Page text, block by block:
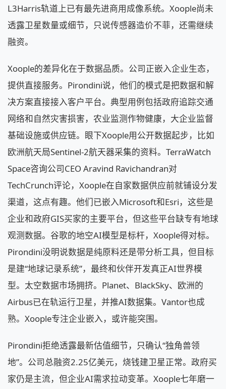
L3Harris轨道上已有最先进商用成像系统。Xoople尚未
透露卫星数量或细节，只说传感器造价不菲，还需继续
融资。
Xoople的差异化在于数据品质。公司正嵌入企业生态，
提供直接服务。Pirondini说，他们的模式是把数据和解
决方案直接接入客户平台。典型用例包括政府追踪交通
网络和自然灾害损害，农业监测作物健康，大企业监督
基础设施或供应链。眼下Xoople用公开数据起步，比如
欧洲航天局Sentinel-2航天器采集的资料。TerraWatch
Space咨询公司CEO Aravind Ravichandran对
TechCrunch评论，Xoople在自家数据供应前就铺设分发
渠道，这点有趣。他们已嵌入Microsoft和Esri，这些是
企业和政府GIS买家的主要平台，但这些平台缺专有地球
观测数据。谷歌的地空AI模型是标杆，Xoople得对标。
Pirondini没明说数据是纯原料还是带分析工具，但目标
是建“地球记录系统”，最终和伙伴开发真正AI世界模
型。太空数据市场拥挤。Planet、BlackSky、欧洲的
Airbus已在轨运行卫星，并推AI数据集。Vantor也成
熟。Xoople专注企业嵌入，或许能突围。
Pirondini拒绝透露最新估值细节，只确认“独角兽领
地”。公司总融资2.25亿美元，烧钱建卫星正常。政府买
家仍是主流，但企业AI需求拉动变革。Xoople七年磨一